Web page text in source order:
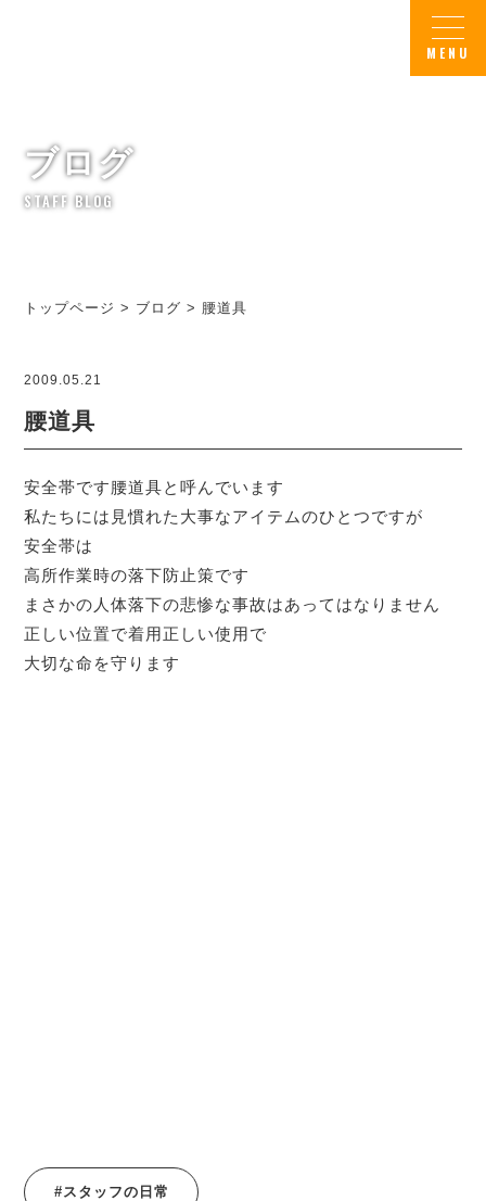
ブログ
STAFF BLOG
トップページ > ブログ > 腰道具
2009.05.21
腰道具
安全帯です腰道具と呼んでいます
私たちには見慣れた大事なアイテムのひとつですが
安全帯は
高所作業時の落下防止策です
まさかの人体落下の悲惨な事故はあってはなりません
正しい位置で着用正しい使用で
大切な命を守ります
#スタッフの日常